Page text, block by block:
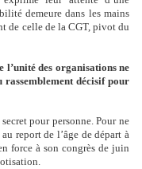
demeure dans les mains
de celle de la CGT, pivot du
l’unité des organisations ne
décisif pour
pour personne. Pour ne
report de l’âge de départ à
force à son congrès de juin